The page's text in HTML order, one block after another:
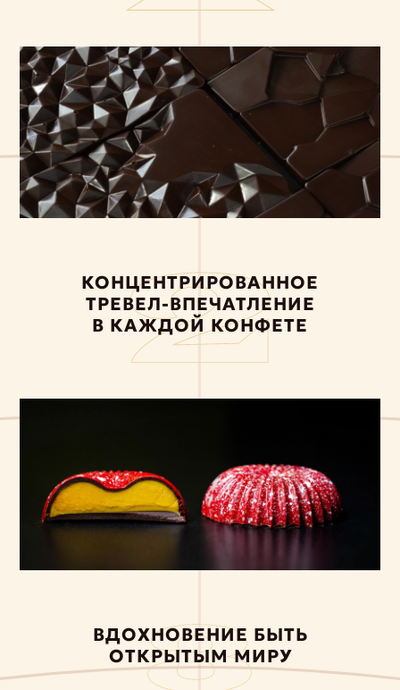
КОНЦЕНТРИРОВАННОЕ
ТРЕВЕЛ-ВПЕЧАТЛЕНИЕ
В КАЖДОЙ КОНФЕТЕ
ВДОХНОВЕНИЕ БЫТЬ
ОТКРЫТЫМ МИРУ